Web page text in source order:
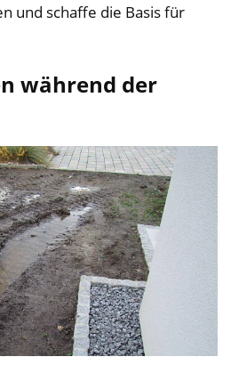
und schaffe die Basis für
während der